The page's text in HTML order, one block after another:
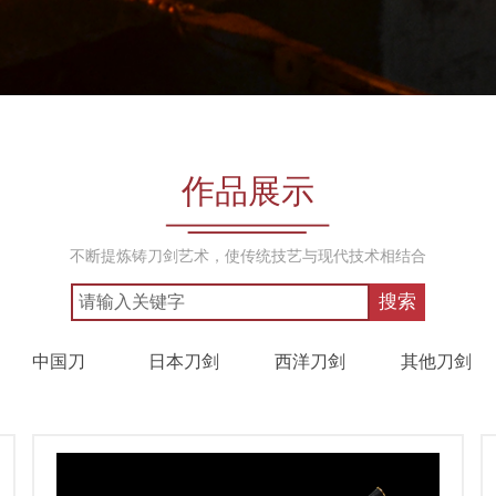
作品展示
不断提炼铸刀剑艺术，使传统技艺与现代技术相结合
搜索
中国刀 日本刀剑 西洋刀剑 其他刀剑